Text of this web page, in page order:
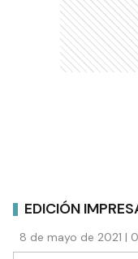
EDICIÓN
8 de mayo de 2021 |